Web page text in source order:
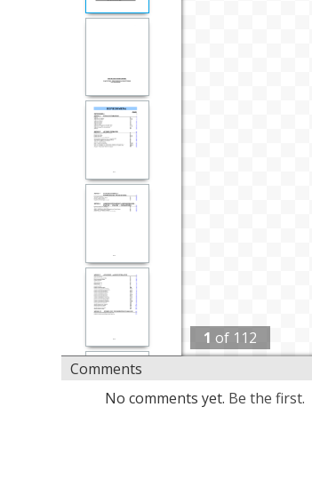
1 of 112
Comments
No comments yet. Be the first.